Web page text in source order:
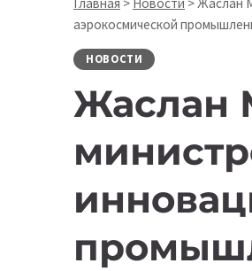
аэрокосмической
НОВОСТИ
Жаслан